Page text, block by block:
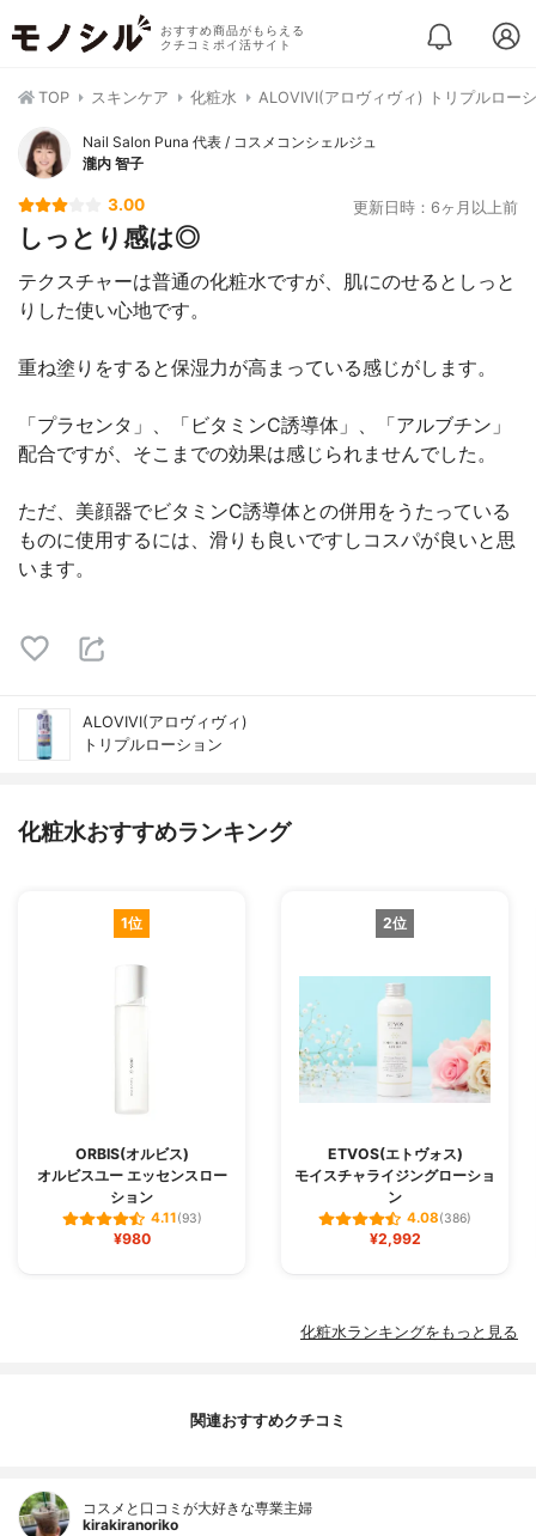
おすすめ商品がもらえる
クチコミポイ活サイト
TOP スキンケア 化粧水 ALOVIVI(アロヴィヴィ) トリプルロー
Nail Salon Puna 代表 / コスメコンシェルジュ
瀧内 智子
3.00 更新日時：6ヶ月以上前
しっとり感は◎
テクスチャーは普通の化粧水ですが、肌にのせるとしっと
りした使い心地です。
重ね塗りをすると保湿力が高まっている感じがします。
「プラセンタ」、「ビタミンC誘導体」、「アルブチン」
配合ですが、そこまでの効果は感じられませんでした。
ただ、美顔器でビタミンC誘導体との併用をうたっている
ものに使用するには、滑りも良いですしコスパが良いと思
います。
ALOVIVI(アロヴィヴィ)
トリプルローション
化粧水おすすめランキング
1位
ORBIS(オルビス)
オルビスユー エッセンスロー
ション
4.11(93)
¥980
2位
ETVOS(エトヴォス)
モイスチャライジングローショ
ン
4.08(386)
¥2,992
化粧水ランキングをもっと見る
関連おすすめクチコミ
コスメと口コミが大好きな専業主婦
kirakiranoriko